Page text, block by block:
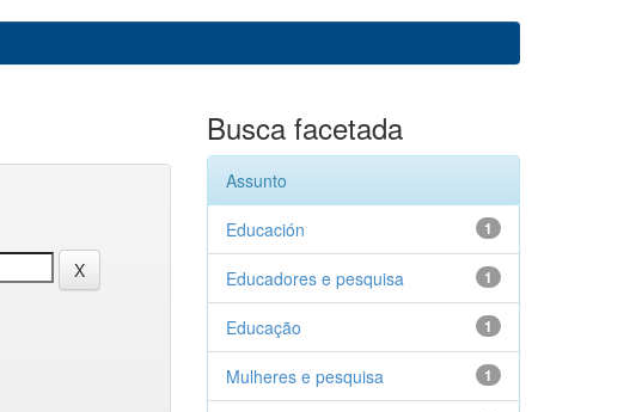
Busca facetada
Assunto
1
Educación
1
Educadores e pesquisa
1
Educação
1
Mulheres e pesquisa